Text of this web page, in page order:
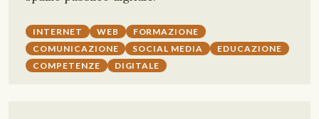
INTERNET WEB
FORMAZIONE
COMUNICAZIONE
SOCIAL MEDIA
EDUCAZIONE
COMPETENZE
DIGITALE